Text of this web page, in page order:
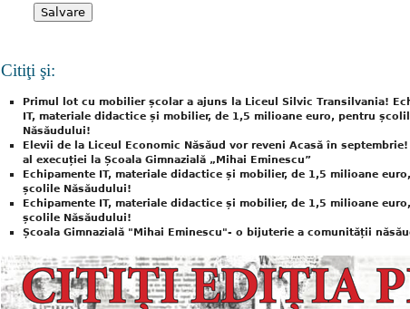
Citiţi şi:
Primul lot cu mobilier școlar a ajuns la Liceul Silvic Transilvania!
IT, materiale didactice și mobilier, de 1,5 milioane euro, pentru
Năsăudului!
Elevii de la Liceul Economic Năsăud vor reveni Acasă în
al execuției la Școala Gimnazială „Mihai Eminescu”
Echipamente IT, materiale didactice și mobilier, de 1,5 milioane
școlile Năsăudului!
Echipamente IT, materiale didactice și mobilier, de 1,5 milioane
școlile Năsăudului!
Școala Gimnazială "Mihai Eminescu"- o bijuterie a comunității